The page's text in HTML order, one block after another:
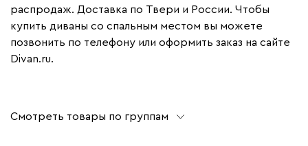
распродаж. Доставка по Твери и России. Чтобы
купить диваны со спальным местом вы можете
позвонить по телефону или оформить заказ на сайте
Divan.ru.
Смотреть товары по группам